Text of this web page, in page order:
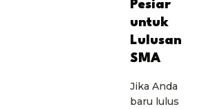
Pesiar
untuk
Lulusan
SMA
Jika Anda
baru lulus